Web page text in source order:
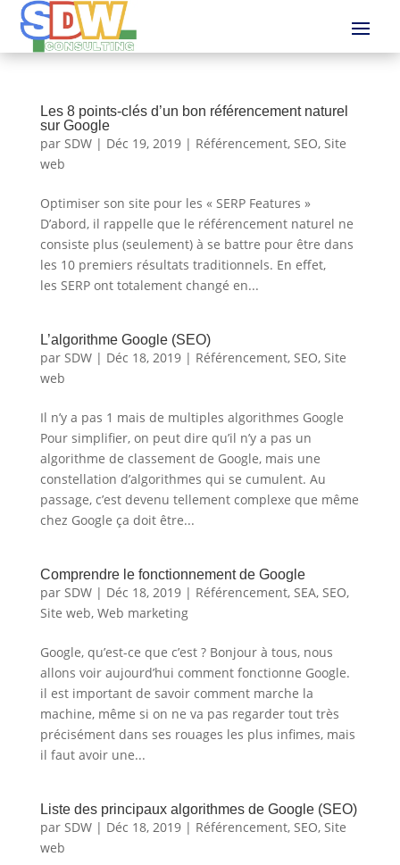
Les 8 points-clés d’un bon référencement naturel
sur Google
par SDW| Déc 19, 2019| Référencement, SEO, Site
web
Optimiser son site pour les « SERP Features »
D’abord, il rappelle que le référencement naturel ne
consiste plus (seulement) à se battre pour être dans
les 10 premiers résultats traditionnels. En effet,
les SERP ont totalement changé en...
L’algorithme Google (SEO)
par SDW| Déc 18, 2019| Référencement, SEO, Site
web
Il n’y a pas 1 mais de multiples algorithmes Google
Pour simplifier, on peut dire qu’il n’y a pas un
algorithme de classement de Google, mais une
constellation d’algorithmes qui se cumulent. Au
passage, c’est devenu tellement complexe que même
chez Google ça doit être...
Comprendre le fonctionnement de Google
par SDW| Déc 18, 2019| Référencement, SEA, SEO,
Site web, Web marketing
Google, qu’est-ce que c’est ? Bonjour à tous, nous
allons voir aujourd’hui comment fonctionne Google.
il est important de savoir comment marche la
machine, même si on ne va pas regarder tout très
précisément dans ses rouages les plus infimes, mais
il faut avoir une...
Liste des principaux algorithmes de Google (SEO)
par SDW| Déc 18, 2019| Référencement, SEO, Site
web